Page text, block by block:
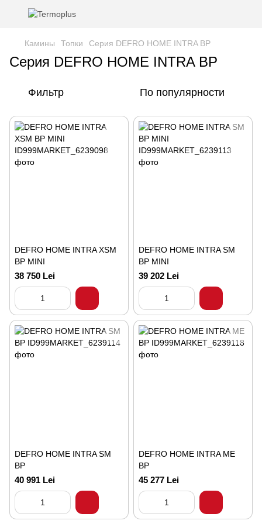
Камины Топки Серия DEFRO HOME INTRA BP
Серия DEFRO HOME INTRA BP
Фильтр По популярности
DEFRO HOME INTRA XSM
BP MINI
38 750 Lei
DEFRO HOME INTRA SM
BP MINI
39 202 Lei
DEFRO HOME INTRA SM
BP
40 991 Lei
DEFRO HOME INTRA ME
BP
45 277 Lei